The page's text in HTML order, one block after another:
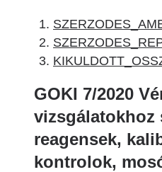
GOKI 7/2020
vizsgálatokhoz
reagensek,
kontrolok,